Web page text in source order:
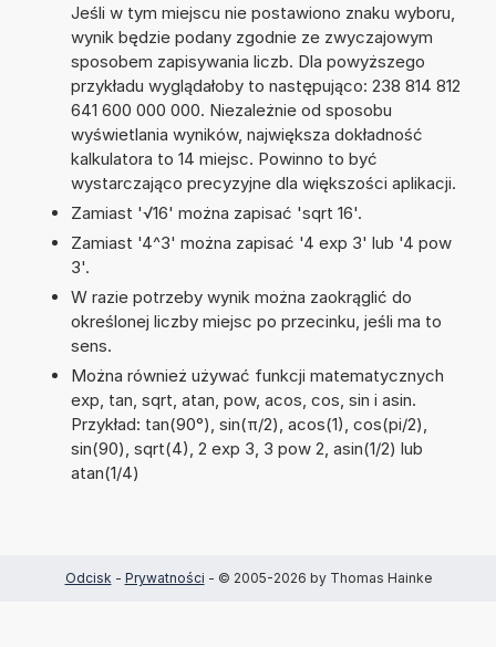
Jeśli w tym miejscu nie postawiono znaku wyboru,
wynik będzie podany zgodnie ze zwyczajowym
sposobem zapisywania liczb. Dla powyższego
przykładu wyglądałoby to następująco: 238 814 812
641 600 000 000. Niezależnie od sposobu
wyświetlania wyników, największa dokładność
kalkulatora to 14 miejsc. Powinno to być
wystarczająco precyzyjne dla większości aplikacji.
Zamiast '√16' można zapisać 'sqrt 16'.
Zamiast '4^3' można zapisać '4 exp 3' lub '4 pow
3'.
W razie potrzeby wynik można zaokrąglić do
określonej liczby miejsc po przecinku, jeśli ma to
sens.
Można również używać funkcji matematycznych
exp, tan, sqrt, atan, pow, acos, cos, sin i asin.
Przykład: tan(90°), sin(π/2), acos(1), cos(pi/2),
sin(90), sqrt(4), 2 exp 3, 3 pow 2, asin(1/2) lub
atan(1/4)
Odcisk - Prywatności - © 2005-2026 by Thomas Hainke